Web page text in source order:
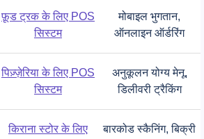
फ़ूड ट्रक के लिए POS
सिस्टम
मोबाइल भुगतान,
ऑनलाइन ऑर्डरिंग
पिज़्ज़ेरिया के लिए POS
सिस्टम
अनुकूलन योग्य मेनू,
डिलीवरी ट्रैकिंग
किराना स्टोर के लिए
बारकोड स्कैनिंग, बिक्री